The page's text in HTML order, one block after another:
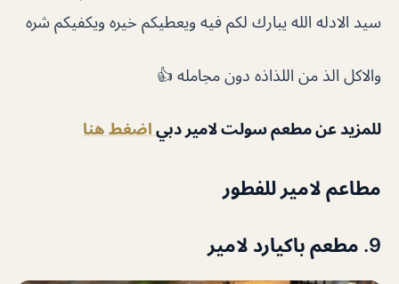
سيد الادله الله يبارك لكم فيه ويعطيكم خيره ويكفيكم شره
والاكل الذ من اللذاذه دون مجامله 👍
للمزيد عن مطعم سولت لامير دبي اضغط هنا
مطاعم لامير للفطور
9. مطعم باكيارد لامير